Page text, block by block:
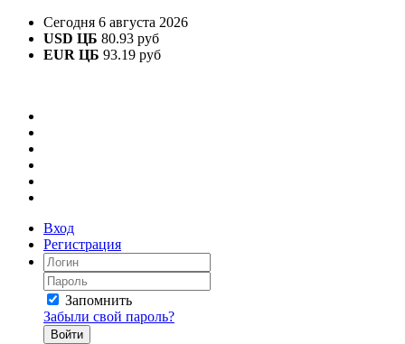
Сегодня 6 августа 2026
USD ЦБ 80.93 руб
EUR ЦБ 93.19 руб
Вход
Регистрация
Запомнить
Забыли свой пароль?